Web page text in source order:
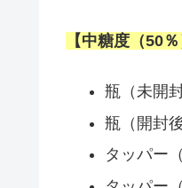
【中糖度（50
瓶（未開
瓶（開封
タッパー